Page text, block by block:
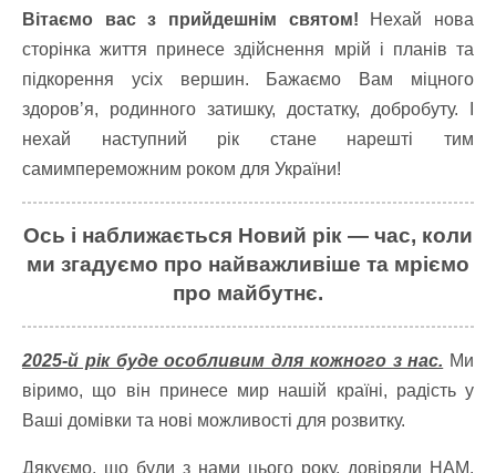
Вітаємо вас з прийдешнім святом! Нехай нова
сторінка життя принесе здійснення мрій і планів та
підкорення усіх вершин. Бажаємо Вам міцного
здоровʼя, родинного затишку, достатку, добробуту. І
нехай наступний рік стане нарешті тим
самимпереможним роком для України!
Ось і наближається Новий рік — час, коли
ми згадуємо про найважливіше та мріємо
про майбутнє.
2025-й рік буде особливим для кожного з нас. Ми
віримо, що він принесе мир нашій країні, радість у
Ваші домівки та нові можливості для розвитку.
Дякуємо, що були з нами цього року, довіряли НАМ.